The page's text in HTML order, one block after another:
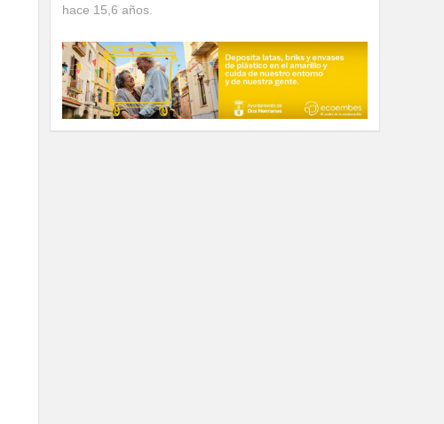
hace 15,6 años.